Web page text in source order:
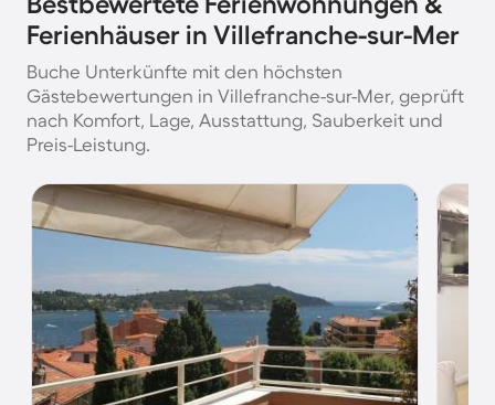
Ferienhäuser in Villefranche-sur-Mer
Buche Unterkünfte mit den höchsten
Gästebewertungen in Villefranche-sur-Mer, geprüft
nach Komfort, Lage, Ausstattung, Sauberkeit und
Preis-Leistung.